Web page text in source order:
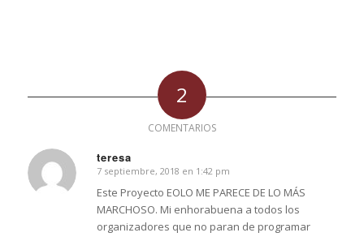
2
COMENTARIOS
teresa
Dice:
7 septiembre, 2018 en 1:42 pm
Este Proyecto EOLO ME PARECE DE LO MÁS
MARCHOSO. Mi enhorabuena a todos los
organizadores que no paran de programar